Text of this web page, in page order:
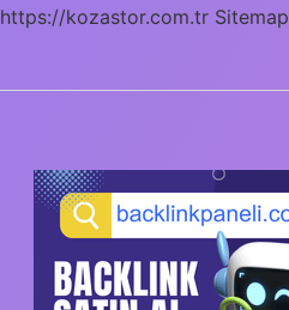
https://kozastor.com.tr Sitemap
SIDEBAR